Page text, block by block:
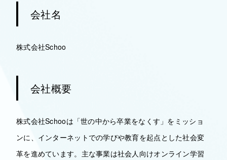
会社名
株式会社Schoo
会社概要
株式会社Schooは「世の中から卒業をなくす」をミッショ
ンに、インターネットでの学びや教育を起点とした社会変
革を進めています。主な事業は社会人向けオンライン学習